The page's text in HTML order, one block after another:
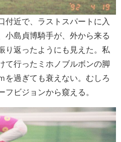
近で、ラストスパートに入
小島貞博騎手が、外から来る
り返ったようにも見えた。私
て行ったミホノブルボンの脚
を過ぎても衰えない。むしろ
フビジョンから窺える。